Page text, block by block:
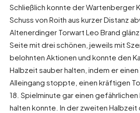
Schließlich konnte der Wartenberger
Schuss von Roith aus kurzer Distanz
Altenerdinger Torwart Leo Brand
Seite mit drei schönen, jeweils mit
belohnten Aktionen und konnte den
Halbzeit sauber halten, indem er
Alleingang stoppte, einen kräftigen
18. Spielminute gar einen
halten konnte. In der zweiten Halbzeit